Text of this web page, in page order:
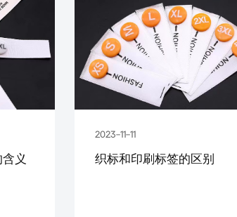
义
2023-11-11
织标和印刷标签的区别